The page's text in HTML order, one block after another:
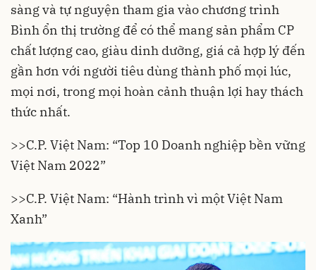
sàng và tự nguyện tham gia vào chương trình
Bình ổn thị trường để có thể mang sản phẩm CP
chất lượng cao, giàu dinh dưỡng, giá cả hợp lý đến
gần hơn với người tiêu dùng thành phố mọi lúc,
mọi nơi, trong mọi hoàn cảnh thuận lợi hay thách
thức nhất.
>>C.P. Việt Nam: “Top 10 Doanh nghiệp bền vững
Việt Nam 2022”
>>C.P. Việt Nam: “Hành trình vì một Việt Nam
Xanh”